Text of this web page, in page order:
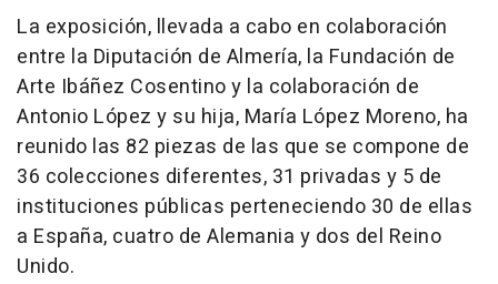
La exposición, llevada a cabo en colaboración
entre la Diputación de Almería, la Fundación de
Arte Ibáñez Cosentino y la colaboración de
Antonio López y su hija, María López Moreno, ha
reunido las 82 piezas de las que se compone de
36 colecciones diferentes, 31 privadas y 5 de
instituciones públicas perteneciendo 30 de ellas
a España, cuatro de Alemania y dos del Reino
Unido.